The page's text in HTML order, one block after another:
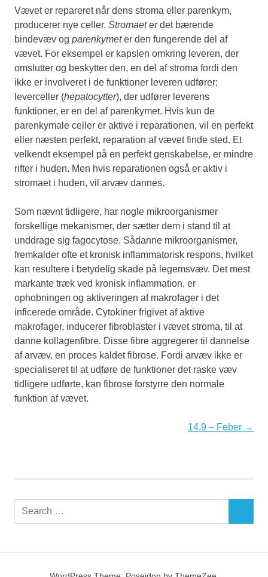
Vævet er repareret når dens stroma eller parenkym,
producerer nye celler. Stromaeter det bærende
bindevæv og parenkymeter den fungerende del af
vævet. For eksempel er kapslen omkring leveren, der
omslutter og beskytter den, en del af stroma fordi den
ikke er involveret i de funktioner leveren udfører;
leverceller (hepatocytter), der udfører leverens
funktioner, er en del af parenkymet. Hvis kun de
parenkymale celler er aktive i reparationen, vil en perfekt
eller næsten perfekt, reparation af vævet finde sted. Et
velkendt eksempel på en perfekt genskabelse, er mindre
rifter i huden. Men hvis reparationen også er aktiv i
stromaet i huden, vil arvæv dannes.
Som nævnt tidligere, har nogle mikroorganismer
forskellige mekanismer, der sætter dem i stand til at
unddrage sig fagocytose. Sådanne mikroorganismer,
fremkalder ofte et kronisk inflammatorisk respons, hvilket
kan resultere i betydelig skade på legemsvæv. Det mest
markante træk ved kronisk inflammation, er
ophobningen og aktiveringen af makrofager i det
inficerede område. Cytokiner frigivet af aktive
makrofager, inducerer fibroblaster i vævet stroma, til at
danne kollagenfibre. Disse fibre aggregerer til dannelse
af arvæv, en proces kaldet fibrose. Fordi arvæv ikke er
specialiseret til at udføre de funktioner det raske væv
tidligere udførte, kan fibrose forstyrre den normale
funktion af vævet.
14.9 – Feber →
Search